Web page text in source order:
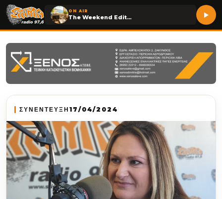
ON AIR
The Weekend Edition
ΣΥΝΕΝΤΕΥΞΗ 17/04/2024